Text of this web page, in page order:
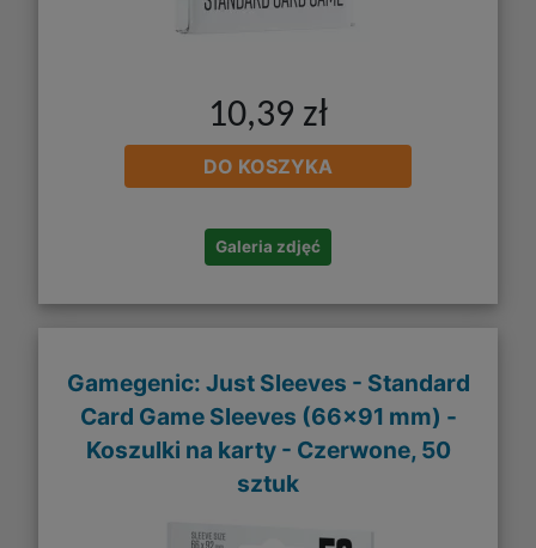
10,39 zł
DO KOSZYKA
Galeria zdjęć
Gamegenic: Just Sleeves - Standard
Card Game Sleeves (66x91 mm) -
Koszulki na karty - Czerwone, 50
sztuk